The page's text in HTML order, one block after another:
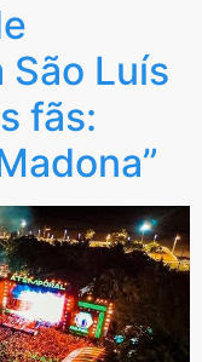
São Luís
fãs: